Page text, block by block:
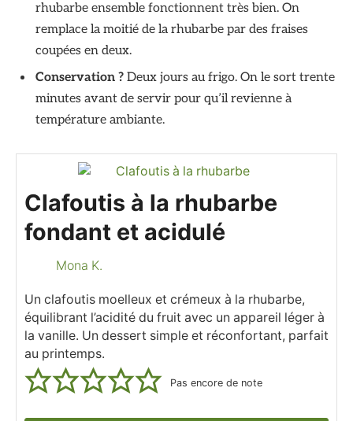
rhubarbe ensemble fonctionnent très bien. On
remplace la moitié de la rhubarbe par des fraises
coupées en deux.
Conservation ? Deux jours au frigo. On le sort trente
minutes avant de servir pour qu’il revienne à
température ambiante.
Clafoutis à la rhubarbe
fondant et acidulé
Mona K.
Un clafoutis moelleux et crémeux à la rhubarbe,
équilibrant l’acidité du fruit avec un appareil léger à
la vanille. Un dessert simple et réconfortant, parfait
au printemps.
Pas encore de note